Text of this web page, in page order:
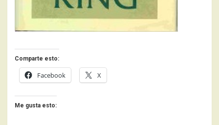
Comparte esto:
Facebook X
Me gusta esto: